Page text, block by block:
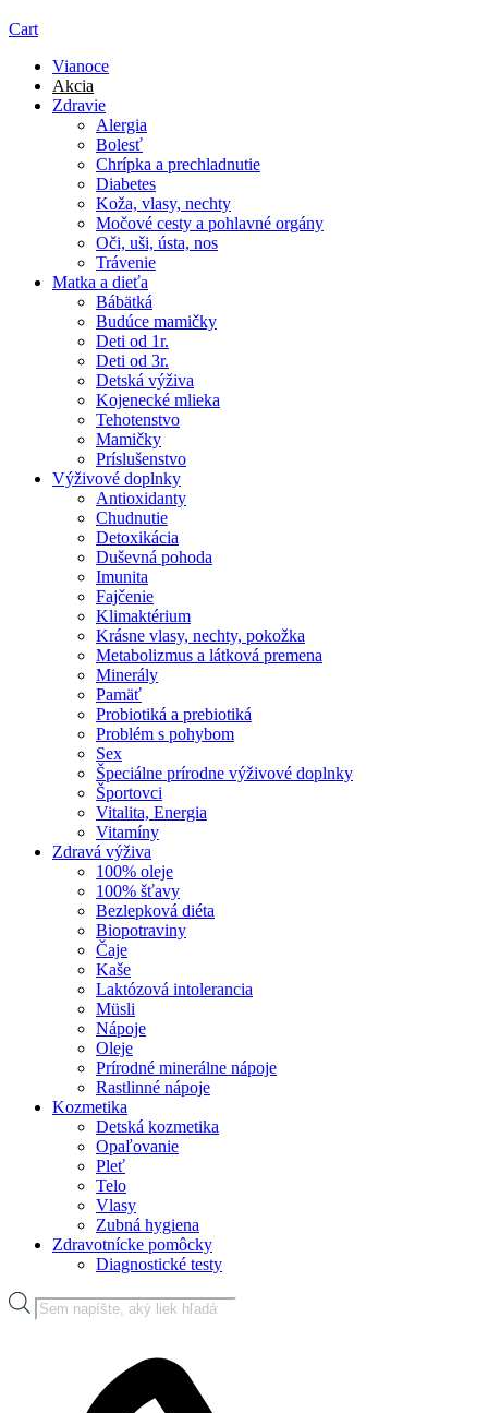
Cart
Vianoce
Akcia
Zdravie
Alergia
Bolesť
Chrípka a prechladnutie
Diabetes
Koža, vlasy, nechty
Močové cesty a pohlavné orgány
Oči, uši, ústa, nos
Trávenie
Matka a dieťa
Bábätká
Budúce mamičky
Deti od 1r.
Deti od 3r.
Detská výživa
Kojenecké mlieka
Tehotenstvo
Mamičky
Príslušenstvo
Výživové doplnky
Antioxidanty
Chudnutie
Detoxikácia
Duševná pohoda
Imunita
Fajčenie
Klimaktérium
Krásne vlasy, nechty, pokožka
Metabolizmus a látková premena
Minerály
Pamäť
Probiotiká a prebiotiká
Problém s pohybom
Sex
Špeciálne prírodne výživové doplnky
Športovci
Vitalita, Energia
Vitamíny
Zdravá výživa
100% oleje
100% šťavy
Bezlepková diéta
Biopotraviny
Čaje
Kaše
Laktózová intolerancia
Müsli
Nápoje
Oleje
Prírodné minerálne nápoje
Rastlinné nápoje
Kozmetika
Detská kozmetika
Opaľovanie
Pleť
Telo
Vlasy
Zubná hygiena
Zdravotnícke pomôcky
Diagnostické testy
Products
search